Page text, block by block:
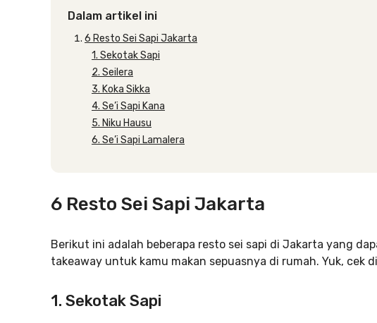
Dalam artikel ini
6 Resto Sei Sapi Jakarta
1. Sekotak Sapi
2. Seilera
3. Koka Sikka
4. Se’i Sapi Kana
5. Niku Hausu
6. Se’i Sapi Lamalera
6 Resto Sei Sapi Jakarta
Berikut ini adalah beberapa resto sei sapi di Jakarta yang
takeaway untuk kamu makan sepuasnya di rumah. Yuk, cek
1. Sekotak Sapi